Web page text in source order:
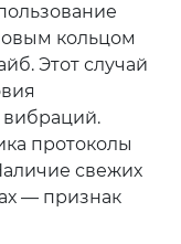
кольцом
Этот случай
вибраций.
протоколы
свежих
— признак